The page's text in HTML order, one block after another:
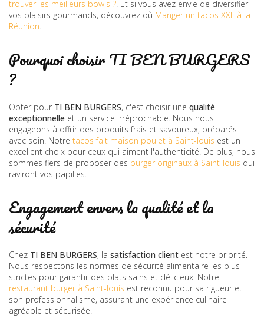
trouver les meilleurs bowls ?. Et si vous avez envie de diversifier
vos plaisirs gourmands, découvrez où Manger un tacos XXL à la
Réunion.
Pourquoi choisir TI BEN BURGERS
?
Opter pour TI BEN BURGERS, c'est choisir une qualité
exceptionnelle et un service irréprochable. Nous nous
engageons à offrir des produits frais et savoureux, préparés
avec soin. Notre tacos fait maison poulet à Saint-louis est un
excellent choix pour ceux qui aiment l'authenticité. De plus, nous
sommes fiers de proposer des burger originaux à Saint-louis qui
raviront vos papilles.
Engagement envers la qualité et la
sécurité
Chez TI BEN BURGERS, la satisfaction client est notre priorité.
Nous respectons les normes de sécurité alimentaire les plus
strictes pour garantir des plats sains et délicieux. Notre
restaurant burger à Saint-louis est reconnu pour sa rigueur et
son professionnalisme, assurant une expérience culinaire
agréable et sécurisée.